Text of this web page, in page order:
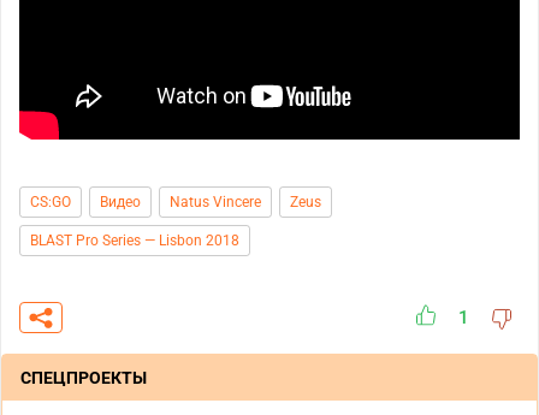
CS:GO Видео Natus Vincere Zeus
BLAST Pro Series — Lisbon 2018
1
СПЕЦПРОЕКТЫ